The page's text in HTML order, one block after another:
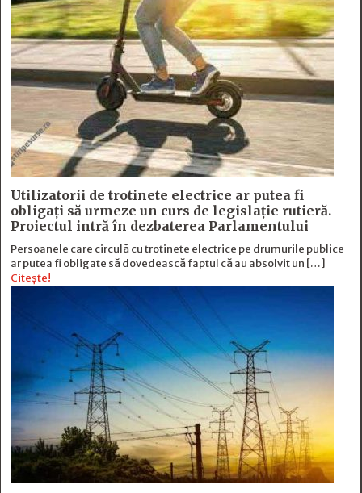
Utilizatorii de trotinete electrice ar putea fi
obligați să urmeze un curs de legislație rutieră.
Proiectul intră în dezbaterea Parlamentului
Persoanele care circulă cu trotinete electrice pe drumurile publice
ar putea fi obligate să dovedească faptul că au absolvit un […]
Citește!